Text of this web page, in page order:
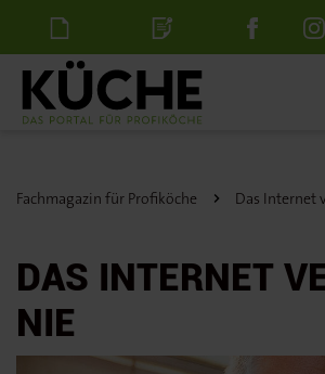
NewsletterStellenanzeige
Fachmagazin für Profiköche Das Internet
DAS INTERNET
NIE